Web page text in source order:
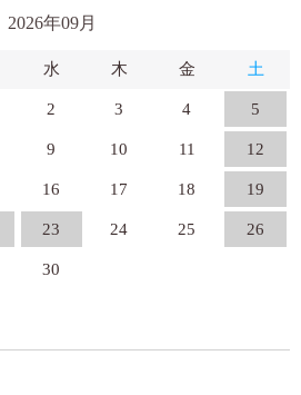
2026年09月
水 木 金 土
2 3 4 5
9 10 11 12
16 17 18 19
23 24 25 26
30